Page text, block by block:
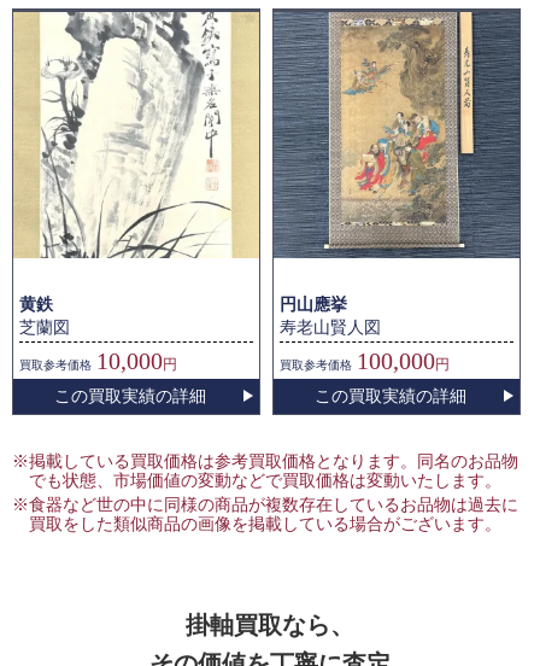
黄鉄
芝蘭図
買取参考価格 10,000円
この買取実績の詳細
円山應挙
寿老山賢人図
買取参考価格 100,000円
この買取実績の詳細
※掲載している買取価格は参考買取価格となります。同名のお品物
でも状態、市場価値の変動などで買取価格は変動いたします。
※食器など世の中に同様の商品が複数存在しているお品物は過去に
買取をした類似商品の画像を掲載している場合がございます。
掛軸買取なら、